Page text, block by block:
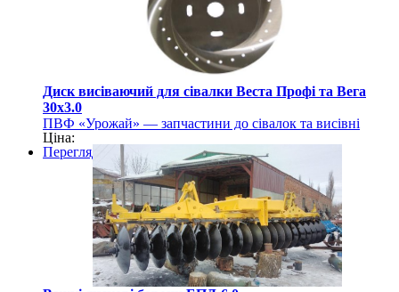
Диск висіваючий для сівалки Веста Профі та Вега
30х3.0
ПВФ «Урожай» — запчастини до сівалок та висівні
диски
Ціна:
Перегляд